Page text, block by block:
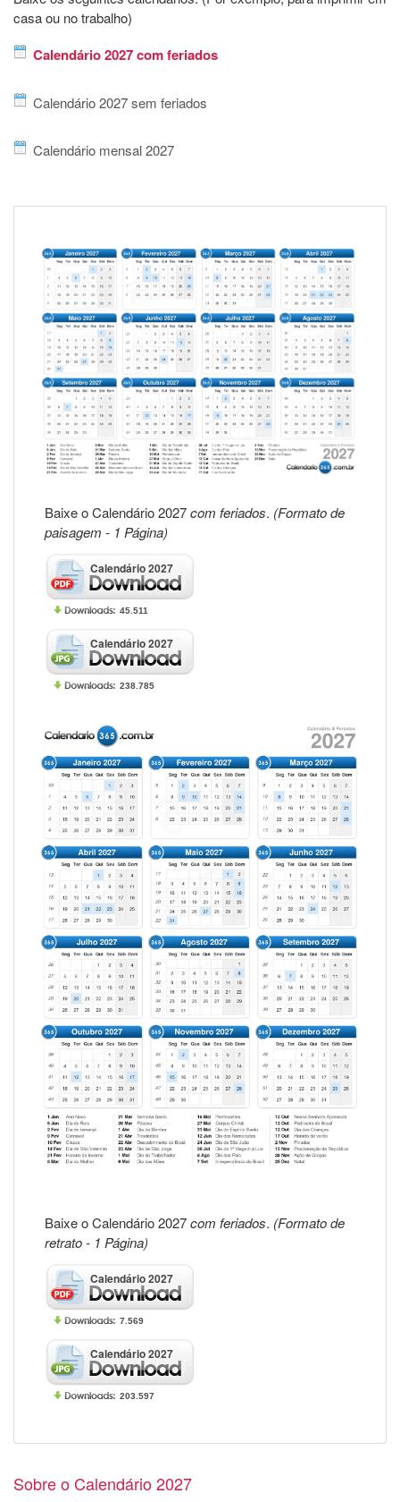
casa ou no trabalho)
Calendário 2027 com feriados
Calendário 2027 sem feriados
Calendário mensal 2027
Baixe o Calendário 2027com feriados. (Formato de
paisagem - 1 Página)
Calendário 2027
45.511
Calendário 2027
238.785
Baixe o Calendário 2027com feriados. (Formato de
retrato - 1 Página)
Calendário 2027
7.569
Calendário 2027
203.597
Sobre o Calendário 2027